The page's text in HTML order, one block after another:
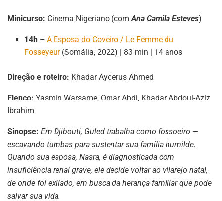
Minicurso: Cinema Nigeriano (comAna Camila Esteves)
14h –A Esposa do Coveiro / Le Femme du
Fosseyeur (Somália, 2022) | 83 min | 14 anos
Direção e roteiro: Khadar Ayderus Ahmed
Elenco: Yasmin Warsame, Omar Abdi, Khadar Abdoul-Aziz
Ibrahim
Sinopse: Em Djibouti, Guled trabalha como fossoeiro —
escavando tumbas para sustentar sua família humilde.
Quando sua esposa, Nasra, é diagnosticada com
insuficiência renal grave, ele decide voltar ao vilarejo natal,
de onde foi exilado, em busca da herança familiar que pode
salvar sua vida.